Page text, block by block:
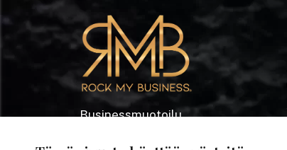
Businessmuotoilu
Kiinteistömuotoilu